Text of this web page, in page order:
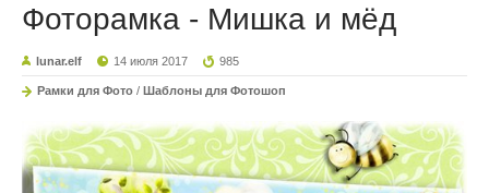
Фоторамка - Мишка и мёд
lunar.elf 14 июля 2017 985
Рамки для Фото / Шаблоны для Фотошоп